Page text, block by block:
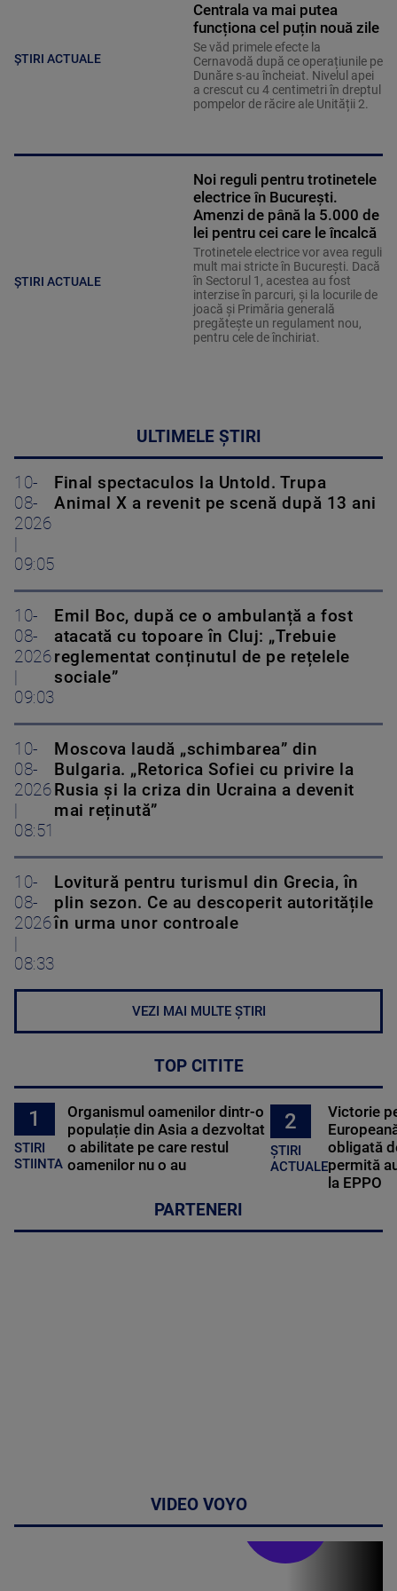
ȘTIRI ACTUALE
Centrala va mai putea
funcționa cel puțin nouă zile
Se văd primele efecte la
Cernavodă după ce operațiunile pe
Dunăre s-au încheiat. Nivelul apei
a crescut cu 4 centimetri în dreptul
pompelor de răcire ale Unității 2.
ȘTIRI ACTUALE
Noi reguli pentru trotinetele
electrice în București.
Amenzi de până la 5.000 de
lei pentru cei care le încalcă
Trotinetele electrice vor avea reguli
mult mai stricte în București. Dacă
în Sectorul 1, acestea au fost
interzise în parcuri, și la locurile de
joacă și Primăria generală
pregătește un regulament nou,
pentru cele de închiriat.
ULTIMELE ȘTIRI
10-
08-
2026
|
09:05
Final spectaculos la Untold. Trupa
Animal X a revenit pe scenă după 13 ani
10-
08-
2026
|
09:03
Emil Boc, după ce o ambulanță a fost
atacată cu topoare în Cluj: „Trebuie
reglementat conținutul de pe rețelele
sociale”
10-
08-
2026
|
08:51
Moscova laudă „schimbarea” din
Bulgaria. „Retorica Sofiei cu privire la
Rusia și la criza din Ucraina a devenit
mai reținută”
10-
08-
2026
|
08:33
Lovitură pentru turismul din Grecia, în
plin sezon. Ce au descoperit autoritățile
în urma unor controale
VEZI MAI MULTE ȘTIRI
TOP CITITE
1
STIRI
STIINTA
Organismul oamenilor dintr-o
populație din Asia a dezvoltat
o abilitate pe care restul
oamenilor nu o au
2
ȘTIRI
ACTUALE
Victorie
obligată
permită
la EPPO
PARTENERI
VIDEO VOYO